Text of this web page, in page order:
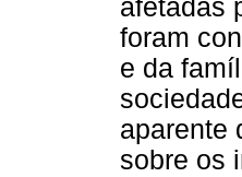
afetadas
foram
e da
aparente
sobre os